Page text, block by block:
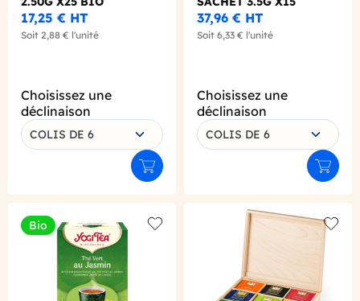
17,25 € HT
Soit 2,88 € l'unité
Choisissez une
déclinaison
COLIS DE 6
Ajouter au panier
37,96 € HT
Soit 6,33 € l'unité
Choisissez une
déclinaison
COLIS DE 6
Bio
Add